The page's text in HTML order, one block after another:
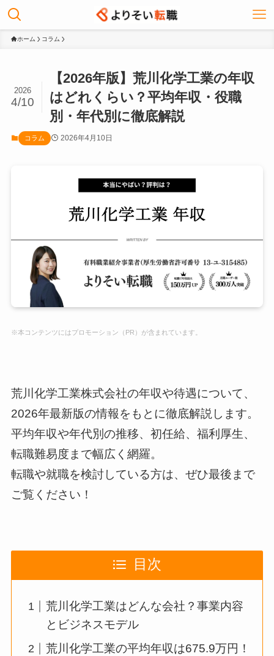
ホーム コラム
【2026年版】荒川化学工業の年収
はどれくらい？平均年収・役職
別・年代別に徹底解説
2026
4/10
コラム 2026年4月10日
※本コンテンツにはプロモーション（PR）が含まれています。
荒川化学工業株式会社の年収や待遇について、
2026年最新版の情報をもとに徹底解説します。
平均年収や年代別の推移、初任給、福利厚生、
転職難易度まで幅広く網羅。
転職や就職を検討している方は、ぜひ最後まで
ご覧ください！
目次
荒川化学工業はどんな会社？事業内容
とビジネスモデル
荒川化学工業の平均年収は675.9万円！